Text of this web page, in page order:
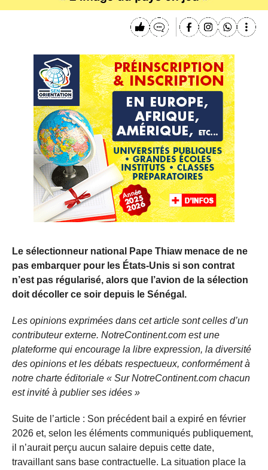
Le sélectionneur national Pape Thiaw menace de ne
pas embarquer pour les États-Unis si son contrat
n’est pas régularisé, alors que l’avion de la sélection
doit décoller ce soir depuis le Sénégal.
Les opinions exprimées dans cet article sont celles d’un
contributeur externe. NotreContinent.com est une
plateforme qui encourage la libre expression, la diversité
des opinions et les débats respectueux, conformément à
notre charte éditoriale « Sur NotreContinent.com chacun
est invité à publier ses idées »
Suite de l’article : Son précédent bail a expiré en février
2026 et, selon les éléments communiqués publiquement,
il n’aurait perçu aucun salaire depuis cette date,
travaillant sans base contractuelle. La situation place la